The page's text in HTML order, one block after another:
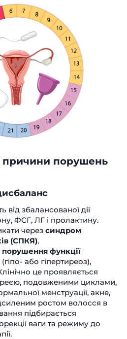
причини порушень
збалансованої дії
ФСГ, ЛГ і пролактину.
через синдром
(СПКЯ),
порушення функції
(гіпо- або гіпертиреоз),
це проявляється
подовженими циклами,
менструації, акне,
ростом волосся в
підбирається
ваги та режиму до